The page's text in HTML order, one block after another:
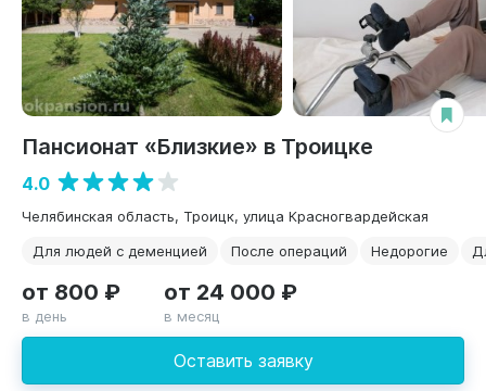
Пансионат «Близкие» в Троицке
4.0
Челябинская область, Троицк, улица Красногвардейская
Для людей с деменцией
После операций Недорогие
Оставить заявку
от 800 ₽
в день
от 24 000 ₽
в месяц